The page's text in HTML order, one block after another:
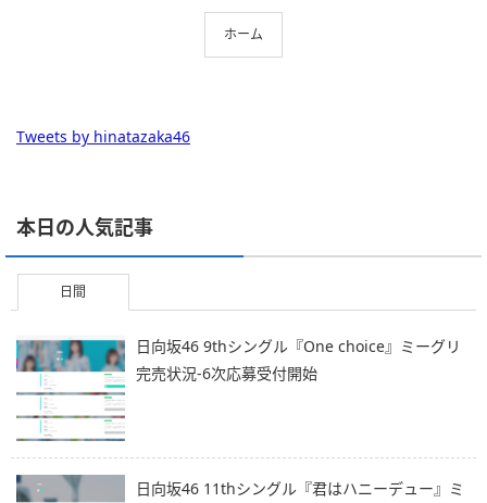
ホーム
Tweets by hinatazaka46
本日の人気記事
日間
日向坂46 9thシングル『One choice』ミーグリ
完売状況-6次応募受付開始
日向坂46 11thシングル『君はハニーデュー』ミ